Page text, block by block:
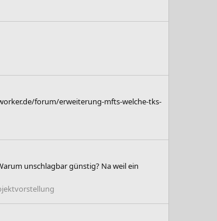
forum/erweiterung-mfts-welche-tks-
unschlagbar günstig? Na weil ein